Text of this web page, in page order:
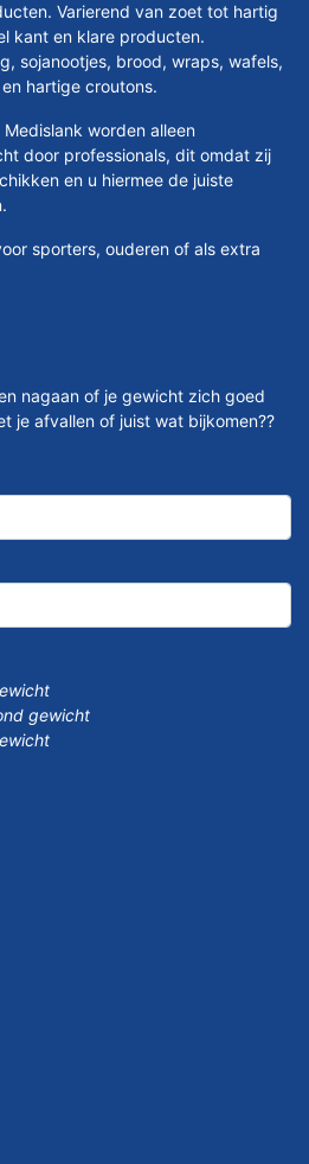
Varierend van zoet tot hartig
kant en klare producten.
sojanootjes, brood, wraps, wafels,
hartige croutons.
worden alleen
door professionals, dit omdat zij
en u hiermee de juiste
sporters, ouderen of als extra
nagaan of je gewicht zich goed
je afvallen of juist wat bijkomen??
gewicht